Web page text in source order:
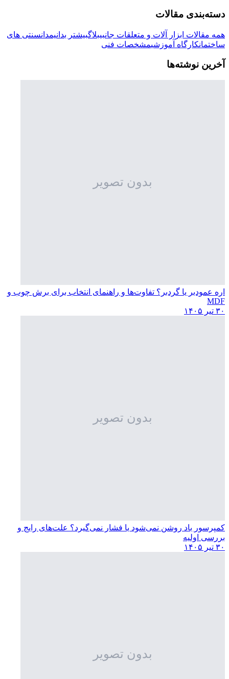
دسته‌بندی مقالات
همه مقالات ابزار آلات و متعلقات جانبیبلاگبیشتر بدانیمدانسنتی های
ساختمانکارگاه آموزشیمشخصات فنی
آخرین نوشته‌ها
اره عمودبر یا گردبر؟ تفاوت‌ها و راهنمای انتخاب برای برش چوب و
MDF
۳۰ تیر ۱۴۰۵
کمپرسور باد روشن نمی‌شود یا فشار نمی‌گیرد؟ علت‌های رایج و
بررسی اولیه
۳۰ تیر ۱۴۰۵